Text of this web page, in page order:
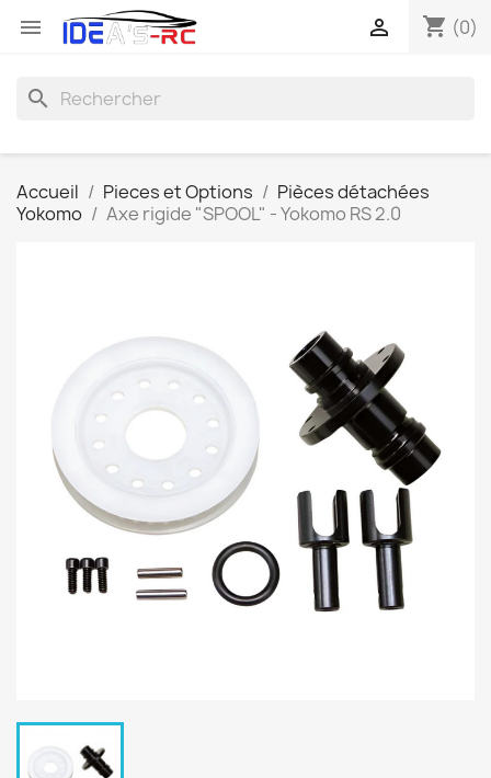
 shopping_cart (0)

search
Accueil Pieces et Options
Pièces détachées
Yokomo
Axe rigide "SPOOL" - Yokomo RS 2.0